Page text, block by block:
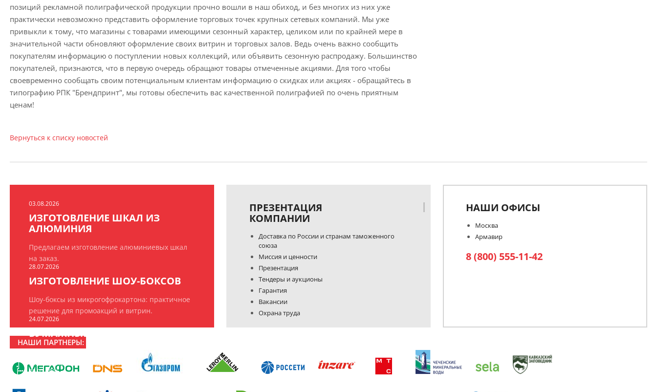
позиций рекламной полиграфической продукции прочно вошли в наш обиход, и без многих из них уже
практически невозможно представить оформление торговых точек крупных сетевых компаний. Мы уже
привыкли к тому, что магазины с товарами имеющими сезонный характер, целиком или по крайней мере в
значительной части обновляют оформление своих витрин и торговых залов. Ведь очень важно сообщить
покупателям информацию о поступлении новых коллекций, или объявить сезонную распродажу. Большинство
покупателей, признаются, что в первую очередь обращают товары отмеченные акциями. Для того чтобы
своевременно сообщать своим потенциальным клиентам информацию о скидках или акциях - обращайтесь в
типографию РПК "Брендпринт", мы готовы обеспечить вас качественной полиграфией по очень приятным
ценам!
Вернуться к списку новостей
03.08.2026
ИЗГОТОВЛЕНИЕ ШКАЛ ИЗ
АЛЮМИНИЯ
Предлагаем изготовление алюминиевых шкал
на заказ.
28.07.2026
ИЗГОТОВЛЕНИЕ ШОУ-БОКСОВ
Шоу-боксы из микрогофрокартона: практичное
решение для промоакций и витрин.
24.07.2026
БУМАЖНЫЕ ПАКЕТЫ НА ЗАКАЗ
ООО «РПК «БрендПринт» изготавливает
эксклюзивные брендированные пакеты.
20.07.2026
ПРЕЗЕНТАЦИЯ
КОМПАНИИ
Доставка по России и странам таможенного
союза
Миссия и ценности
Презентация
Тендеры и аукционы
Гарантия
Вакансии
Охрана труда
НАШИ ОФИСЫ
Москва
Армавир
8 (800) 555-11-42
НАШИ ПАРТНЕРЫ: